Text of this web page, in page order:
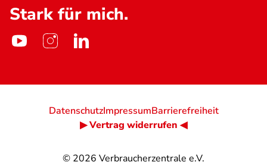
Stark für mich.
© 2026 Verbraucherzentrale e.V.
DatenschutzImpressumBarrierefreiheit
▶ Vertrag widerrufen ◀